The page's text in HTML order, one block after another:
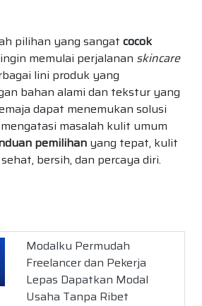
pilihan yang sangatcocok
memulai perjalanan skincare
lini produk yang
bahan alami dan tekstur yang
dapat menemukan solusi
masalah kulit umum
pemilihan yang tepat, kulit
bersih, dan percaya diri.
Modalku Permudah
Freelancer dan Pekerja
Lepas Dapatkan Modal
Usaha Tanpa Ribet